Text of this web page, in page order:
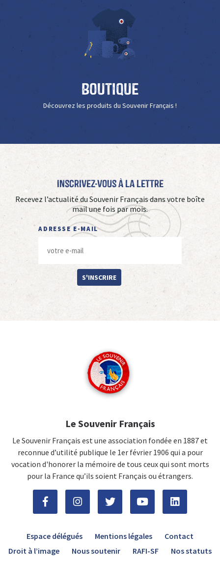
Boutique
Découvrez les produits du Souvenir Français !
Inscrivez-vous à La Lettre
Recevez l’actualité du Souvenir Français dans votre boîte
mail une fois par mois.
ADRESSE E-MAIL
S'INSCRIRE
Le Souvenir Français
Le Souvenir Français est une association fondée en 1887 et
reconnue d’utilité publique le 1er février 1906 qui a pour
vocation d'honorer la mémoire de tous ceux qui sont morts
pour la France qu’ils soient Français ou étrangers.
Espace délégués Mentions légales
Contact
Droit à l’image
Nous soutenir RAFI-SF Nos statuts